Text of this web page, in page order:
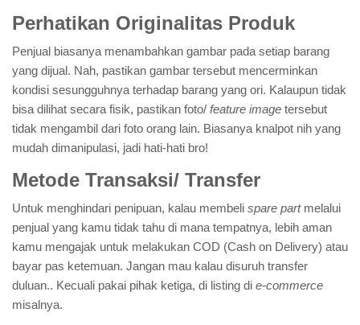
Perhatikan Originalitas Produk
Penjual biasanya menambahkan gambar pada setiap barang
yang dijual. Nah, pastikan gambar tersebut mencerminkan
kondisi sesungguhnya terhadap barang yang ori. Kalaupun tidak
bisa dilihat secara fisik, pastikan foto/ feature image tersebut
tidak mengambil dari foto orang lain. Biasanya knalpot nih yang
mudah dimanipulasi, jadi hati-hati bro!
Metode Transaksi/ Transfer
Untuk menghindari penipuan, kalau membeli spare partmelalui
penjual yang kamu tidak tahu di mana tempatnya, lebih aman
kamu mengajak untuk melakukan COD (Cash on Delivery) atau
bayar pas ketemuan. Jangan mau kalau disuruh transfer
duluan.. Kecuali pakai pihak ketiga, di listing di e-commerce
misalnya.